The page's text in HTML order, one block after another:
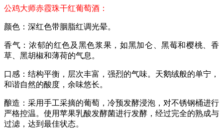
公鸡大师赤霞珠干红葡萄酒：
颜色：深红色带胭脂红调光晕。
香气：浓郁的红色及黑色浆果，如黑加仑、黑莓和樱桃、香
草、黑胡椒和薄荷的气息。
口感：结构平衡，层次丰富，强烈的气味。天鹅绒般的单宁，
和谐自然的酸度，余味悠长。
酿造：采用手工采摘的葡萄，冷预发酵浸泡，对不锈钢桶进行
严格控温。使用苹果乳酸发酵菌进行发酵，经过完全的熟成与
过滤，达到最佳状态。